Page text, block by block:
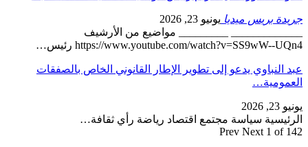
جريدة بريس ميديا يونيو 23, 2026
_____________ _________ مواضيع من الأرشيف
https://www.youtube.com/watch?v=SS9wW--UQn4 رئيس…
عبد النباوي يدعو إلى تطوير الإطار القانوني الخاص بالصفقات
العمومية…
يونيو 23, 2026
الرئيسية سياسة مجتمع اقتصاد رياضة رأي ثقافة…
Prev Next 1 of 142